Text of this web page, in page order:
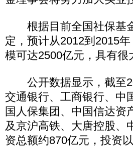
根据目前全国社保基金
定，预计从2012到2015
模可达2500亿元，具有很
公开数据显示，截至
交通银行、工商银行、中
国人保集团、中国信达资
及京沪高铁、大唐控股、
资总额约870亿元，投资